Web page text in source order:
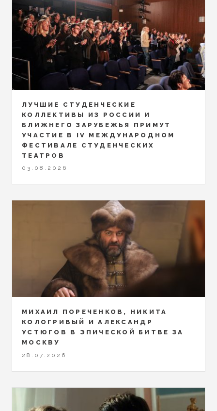
ЛУЧШИЕ СТУДЕНЧЕСКИЕ
КОЛЛЕКТИВЫ ИЗ РОССИИ И
БЛИЖНЕГО ЗАРУБЕЖЬЯ ПРИМУТ
УЧАСТИЕ В IV МЕЖДУНАРОДНОМ
ФЕСТИВАЛЕ СТУДЕНЧЕСКИХ
ТЕАТРОВ
03.08.2026
МИХАИЛ ПОРЕЧЕНКОВ, НИКИТА
КОЛОГРИВЫЙ И АЛЕКСАНДР
УСТЮГОВ В ЭПИЧЕСКОЙ БИТВЕ ЗА
МОСКВУ
28.07.2026